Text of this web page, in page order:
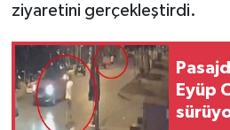
ziyaretini gerçekleştirdi.
Eyüp